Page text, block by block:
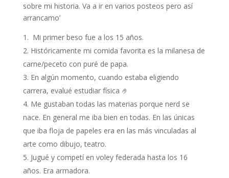
sobre mi historia. Va a ir en varios posteos pero así
arrancamo’
Mi primer beso fue a los 15 años.
Históricamente mi comida favorita es la milanesa de
carne/peceto con puré de papa.
En algún momento, cuando estaba eligiendo
carrera, evalué estudiar física 🤌
Me gustaban todas las materias porque nerd se
nace. En general me iba bien en todas. En las únicas
que iba floja de papeles era en las más vinculadas al
arte como dibujo, teatro.
Jugué y competí en voley federada hasta los 16
años. Era armadora.